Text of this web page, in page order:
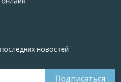
новостей